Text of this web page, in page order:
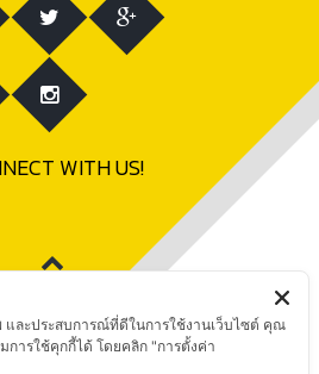
WITH US!
และประสบการณ์ที่ดีในการใช้งานเว็บไซต์ คุณ
การใช้คุกกี้ได้ โดยคลิก "การตั้งค่า